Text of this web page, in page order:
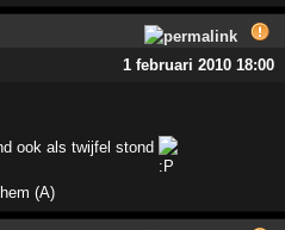
1 februari 2010 18:00
ook als twijfel stond
(A)